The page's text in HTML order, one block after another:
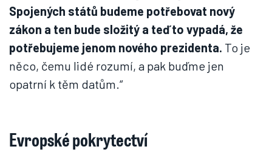
Spojených států budeme potřebovat nový
zákon a ten bude složitý a teď to vypadá, že
potřebujeme jenom nového prezidenta. To je
něco, čemu lidé rozumí, a pak buďme jen
opatrní k těm datům.“
Evropské pokrytectví